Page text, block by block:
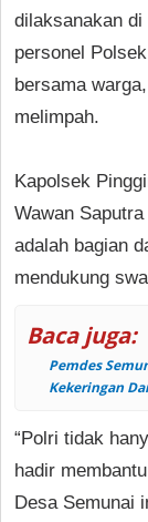
dilaksanakan di
personel
bersama
melimpah.
Kapolsek
Wawan
adalah bagian
mendukung
Baca juga:
Pemdes
Kekeringan
“Polri tidak
hadir
Desa Semunai